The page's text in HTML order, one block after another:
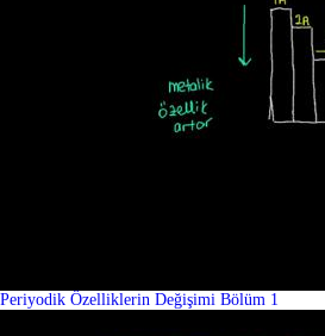
Periyodik Özelliklerin Değişimi Bölüm 1